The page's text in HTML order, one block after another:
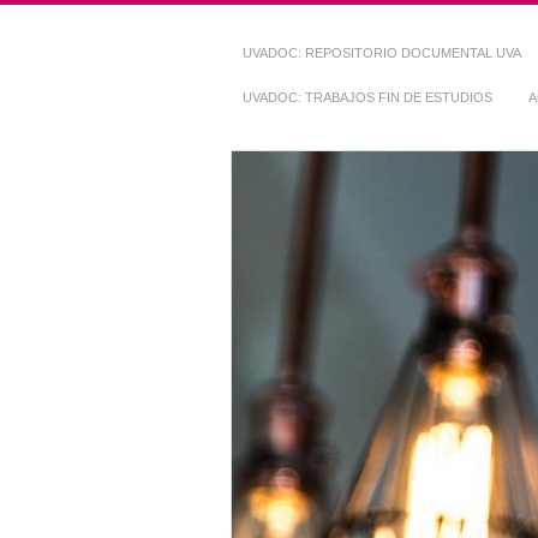
UVADOC: REPOSITORIO DOCUMENTAL UVA
UVADOC: TRABAJOS FIN DE ESTUDIOS
Repositorio
~ UVaDOC